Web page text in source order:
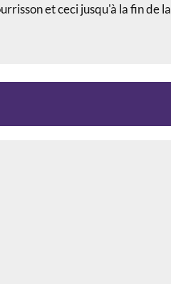
et ceci jusqu'à la fin de